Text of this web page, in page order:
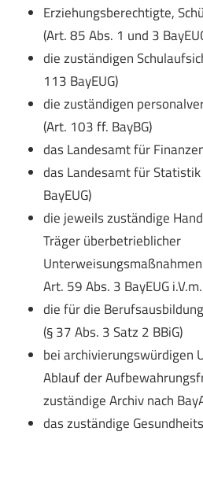
Erziehungsberechtigte,
(Art. 85 Abs. 1 und 3
die zuständigen
113 BayEUG)
die zuständigen
(Art. 103 ff. BayBG)
das Landesamt für
das Landesamt für
BayEUG)
die jeweils zuständige
Träger überbetrieblicher
Art. 59 Abs. 3 BayEUG
die für die
(§ 37 Abs. 3 Satz 2 BBiG)
bei archivierungswürdigen
Ablauf der
zuständige Archiv nach
das zuständige